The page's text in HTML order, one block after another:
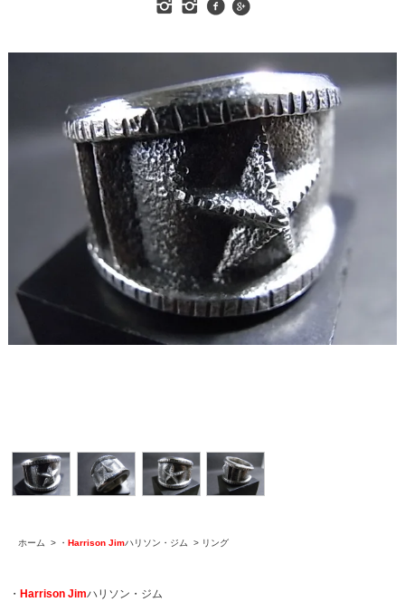
ホーム > ・ Harrison Jimハリソン・ジム > リング
・ Harrison Jimハリソン・ジム